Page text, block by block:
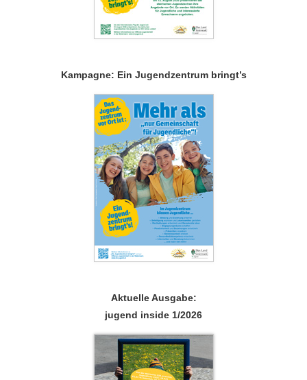
Kampagne: Ein Jugendzentrum bringt’s
Aktuelle Ausgabe:
jugend inside 1/2026